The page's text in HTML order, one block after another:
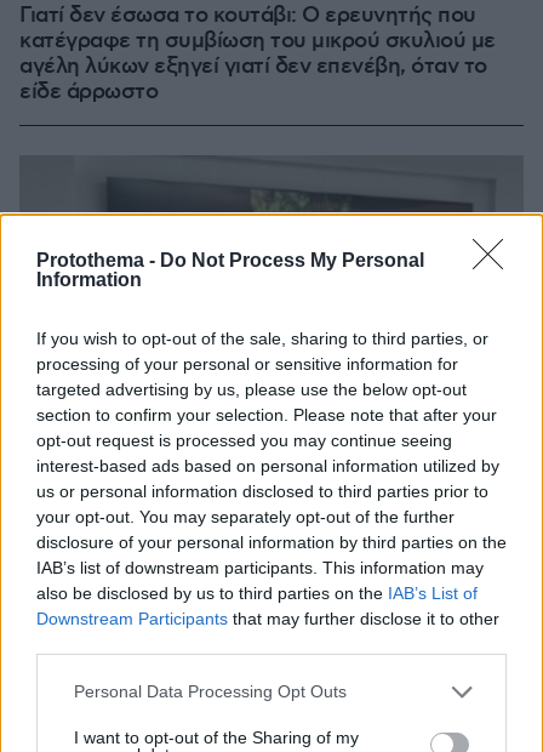
Protothema - Do Not Process My Personal
Information
If you wish to opt-out of the sale, sharing to third parties, or
processing of your personal or sensitive information for
targeted advertising by us, please use the below opt-out
section to confirm your selection. Please note that after your
opt-out request is processed you may continue seeing
interest-based ads based on personal information utilized by
us or personal information disclosed to third parties prior to
your opt-out. You may separately opt-out of the further
disclosure of your personal information by third parties on the
IAB’s list of downstream participants. This information may
also be disclosed by us to third parties on the IAB’s List of
Downstream Participants that may further disclose it to other
Please note that this website/app uses one or more Google
not limited to your visit or usage behaviour. You may click to
Personal Data Processing Opt Outs
I want to opt-out of the Sharing of my
Γιατί δεν έσωσα το κουτάβι: Ο ερευνητής που
κατέγραφε τη συμβίωση του μικρού σκυλιού με
αγέλη λύκων εξηγεί γιατί δεν επενέβη, όταν το
είδε άρρωστο
αποτέφρωση του συντονιστή που σκοτώθηκε
06.08.2026, 20:03